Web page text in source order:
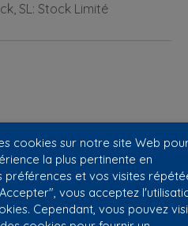
SL: Stock Limité
cookies sur notre site Web
la plus pertinente en
préférences et vos visites
vous acceptez
Cependant, vous pouvez